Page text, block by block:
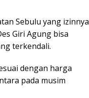
Sebulu yang izinnya
Giri Agung bisa
terkendali.
dengan harga
pada musim